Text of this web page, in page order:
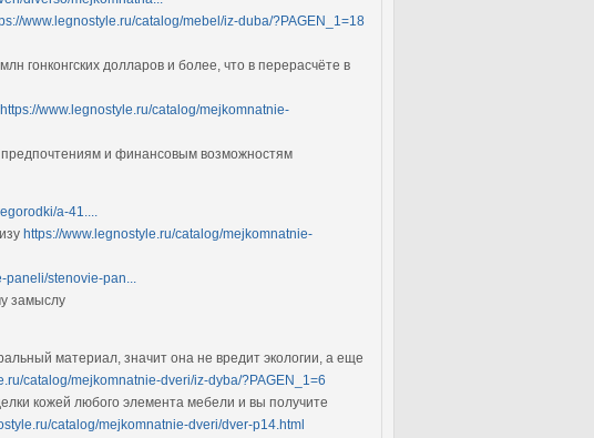
www.legnostyle.ru/catalog/mebel/iz-duba/?PAGEN_1=18
гонконгских долларов и более, что в перерасчёте в
https://www.legnostyle.ru/catalog/mejkomnatnie-
и финансовым возможностям
a-41....
https://www.legnostyle.ru/catalog/mejkomnatnie-
stenovie-pan...
замыслу
материал, значит она не вредит экологии, а еще
catalog/mejkomnatnie-dveri/iz-dyba/?PAGEN_1=6
кожей любого элемента мебели и вы получите
catalog/mejkomnatnie-dveri/dver-p14.html